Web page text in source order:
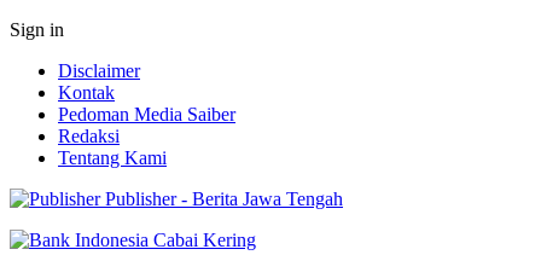
Sign in
Disclaimer
Kontak
Pedoman Media Saiber
Redaksi
Tentang Kami
Publisher - Berita Jawa Tengah